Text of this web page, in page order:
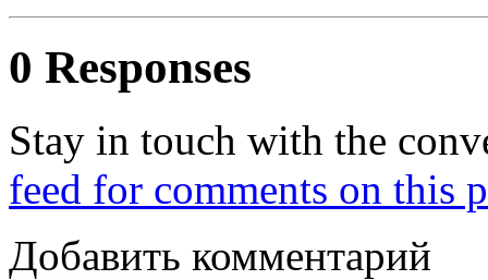
0 Responses
Stay in touch with the
feed for comments on this
Добавить комментарий